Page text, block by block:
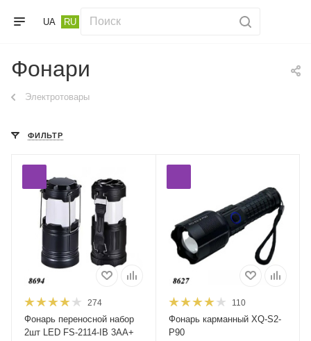
UA RU
Фонари
Электротовары
ФИЛЬТР
274
Фонарь переносной набор
2шт LED FS-2114-IB 3АА+
110
Фонарь карманный XQ-S2-
P90